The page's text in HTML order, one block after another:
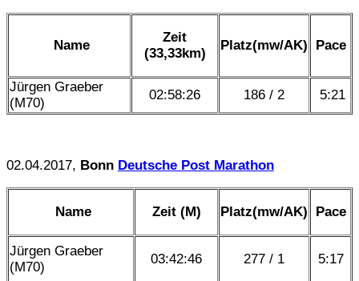
Name
Zeit
(33,33km)
Platz(mw/AK) Pace
Jürgen Graeber
(M70)
02:58:26 186 / 2 5:21
02.04.2017, Bonn Deutsche Post Marathon
Name Zeit (M) Platz(mw/AK) Pace
Jürgen Graeber
(M70)
03:42:46 277 / 1 5:17